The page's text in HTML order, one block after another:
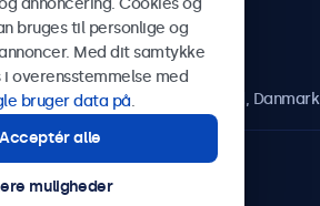
27-29, unit A, 2620 Albertslund, Danmark
annoncering. Cookies og
bruges til personlige og
Med dit samtykke
i overensstemmelse med
bruger data på.
Acceptér alle
muligheder